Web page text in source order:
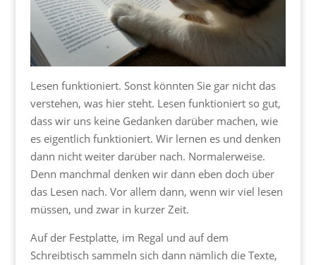
Lesen funktioniert. Sonst könnten Sie gar nicht das
verstehen, was hier steht. Lesen funktioniert so gut,
dass wir uns keine Gedanken darüber machen, wie
es eigentlich funktioniert. Wir lernen es und denken
dann nicht weiter darüber nach. Normalerweise.
Denn manchmal denken wir dann eben doch über
das Lesen nach. Vor allem dann, wenn wir viel lesen
müssen, und zwar in kurzer Zeit.
Auf der Festplatte, im Regal und auf dem
Schreibtisch sammeln sich dann nämlich die Texte,